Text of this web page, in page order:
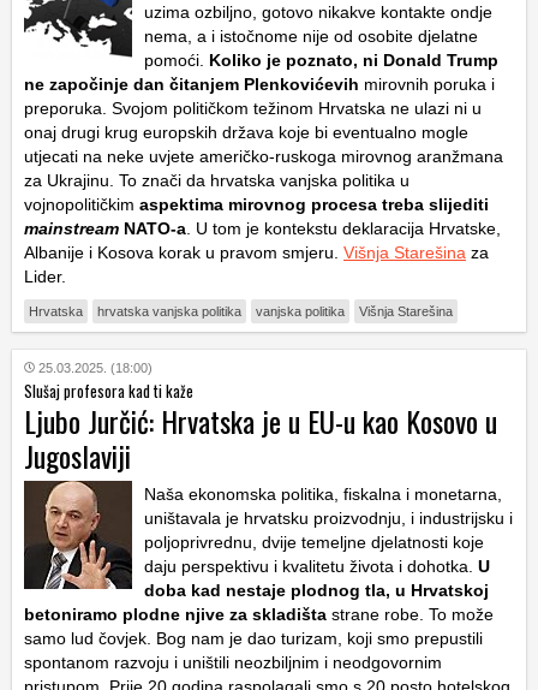
uzima ozbiljno, gotovo nikakve kontakte ondje
nema, a i istočnome nije od osobite djelatne
pomoći. Koliko je poznato, ni Donald Trump
ne započinje dan čitanjem Plenkovićevih mirovnih poruka i
preporuka. Svojom političkom težinom Hrvatska ne ulazi ni u
onaj drugi krug europskih država koje bi eventualno mogle
utjecati na neke uvjete američko-ruskoga mirovnog aranžmana
za Ukrajinu. To znači da hrvatska vanjska politika u
vojnopolitičkim aspektima mirovnog procesa treba slijediti
mainstream NATO-a . U tom je kontekstu deklaracija Hrvatske,
Albanije i Kosova korak u pravom smjeru. Višnja Starešina za
Lider.
Hrvatska hrvatska vanjska politika vanjska politika Višnja Starešina
25.03.2025. (18:00)
Slušaj profesora kad ti kaže
Ljubo Jurčić: Hrvatska je u EU-u kao Kosovo u
Jugoslaviji
Naša ekonomska politika, fiskalna i monetarna,
uništavala je hrvatsku proizvodnju, i industrijsku i
poljoprivrednu, dvije temeljne djelatnosti koje
daju perspektivu i kvalitetu života i dohotka. U
doba kad nestaje plodnog tla, u Hrvatskoj
betoniramo plodne njive za skladišta strane robe. To može
samo lud čovjek. Bog nam je dao turizam, koji smo prepustili
spontanom razvoju i uništili neozbiljnim i neodgovornim